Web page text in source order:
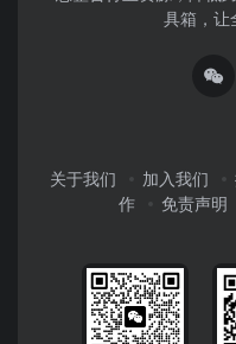
具箱，让
关于我们 加入我们
作
免责声明